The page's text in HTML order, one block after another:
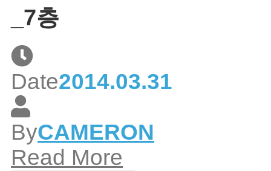
_7층
Date2014.03.31
ByCAMERON
Read More